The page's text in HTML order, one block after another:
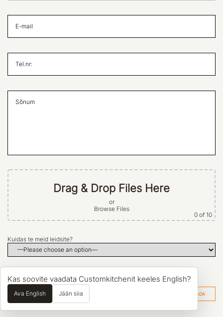
Drag & Drop Files Here
or
Browse Files
0 of 10
Kuidas te meid leidsite?
Nõustun tingimustega
Alternative:
Kas soovite vaadata Customkitchenit keeles English?
Ava English Jään siia